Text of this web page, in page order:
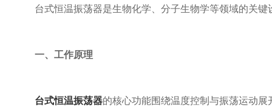
台式恒温振荡器是生物化学、分子生物学等领域的关键
一、工作原理
台式恒温振荡器的核心功能围绕温度控制与振荡运动